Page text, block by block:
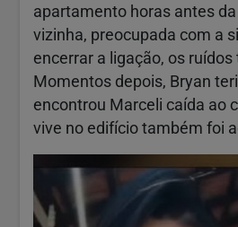
apartamento horas antes
vizinha, preocupada com a
encerrar a ligação, os
Momentos depois, Bryan
encontrou Marceli caída ao
vive no edifício também foi